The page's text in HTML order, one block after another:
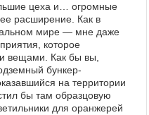
цеха и… огромные
расширение. Как в
мире — мне даже
которое
вещами. Как бы вы,
бункер-
на территории
бы там образцовую
для оранжерей